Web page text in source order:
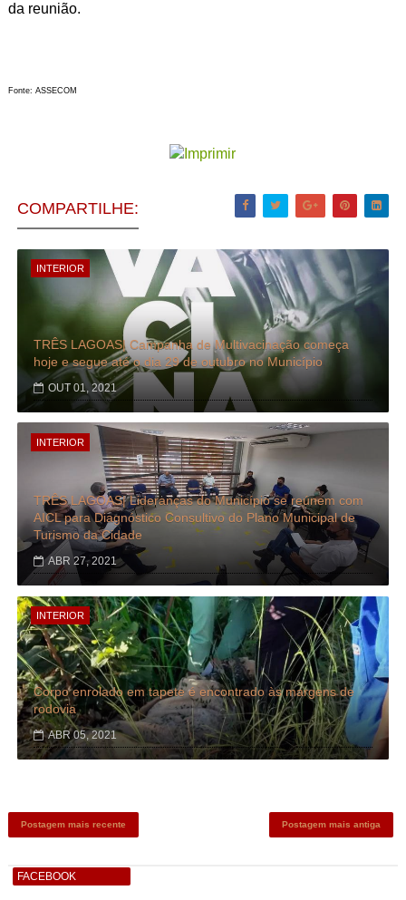
da reunião.
Fonte: ASSECOM
COMPARTILHE:
INTERIOR
TRÊS LAGOAS| Campanha de Multivacinação começa
hoje e segue até o dia 29 de outubro no Município
OUT 01, 2021
INTERIOR
TRÊS LAGOAS| Lideranças do Município se reúnem com
AICL para Diagnóstico Consultivo do Plano Municipal de
Turismo da Cidade
ABR 27, 2021
INTERIOR
Corpo enrolado em tapete é encontrado às margens de
rodovia
ABR 05, 2021
Postagem mais recente Postagem mais antiga
FACEBOOK